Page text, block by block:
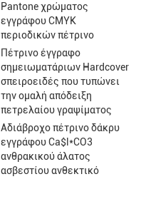
Pantone χρώματος
εγγράφου CMYK
περιοδικών πέτρινο
Πέτρινο έγγραφο
σημειωματάριων Hardcover
σπειροειδές που τυπώνει
την ομαλή απόδειξη
πετρελαίου γραψίματος
Αδιάβροχο πέτρινο δάκρυ
εγγράφου Ca$l*CO3
ανθρακικού άλατος
ασβεστίου ανθεκτικό